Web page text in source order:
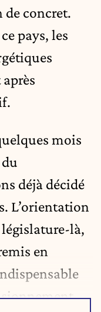
concret.
pays, les
mois
déjà décidé
L’orientation
là,
en